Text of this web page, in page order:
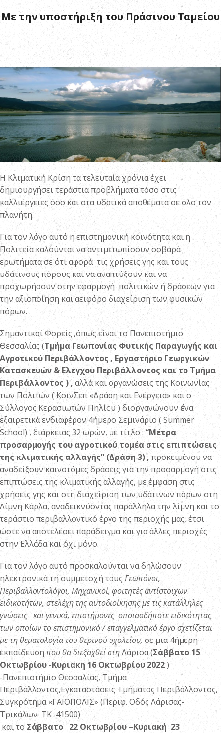
Με την υποστήριξη του Πράσινου Ταμείου
Η Κλιματική Κρίση τα τελευταία χρόνια έχει
δημιουργήσει τεράστια προβλήματα τόσο στις
καλλιέργειες όσο και στα υδατικά αποθέματα σε όλο τον
πλανήτη.
Για τον λόγο αυτό η επιστημονική κοινότητα και η
Πολιτεία καλούνται να αντιμετωπίσουν σοβαρά
ερωτήματα σε ότι αφορά τις χρήσεις γης και τους
υδάτινους πόρους και να αναπτύξουν και να
προχωρήσουν στην εφαρμογή πολιτικών ή δράσεων για
την αξιοποίηση και αειφόρο διαχείριση των φυσικών
πόρων.
Σημαντικοί Φορείς ,όπως είναι το Πανεπιστήμιο
Θεσσαλίας (Τμήμα Γεωπονίας Φυτικής Παραγωγής και
Αγροτικού Περιβάλλοντος , Εργαστήριο Γεωργικών
Κατασκευών & Ελέγχου Περιβάλλοντος και το Τμήμα
Περιβάλλοντος ) , αλλά και οργανώσεις της Κοινωνίας
των Πολιτών ( ΚοινΣεπ «Δράση και Ενέργεια» και ο
Σύλλογος Κερασιωτών Πηλίου ) διοργανώνουν ένα
εξαιρετικά ενδιαφέρον 4ήμερο Σεμινάριο ( Summer
School) , διάρκειας 32 ωρών, με τίτλο : “Μέτρα
προσαρμογής του αγροτικού τομέα στις επιπτώσεις
της κλιματικής αλλαγής” (Δράση 3) , προκειμένου να
αναδείξουν καινοτόμες δράσεις για την προσαρμογή στις
επιπτώσεις της κλιματικής αλλαγής, με έμφαση στις
χρήσεις γης και στη διαχείριση των υδάτινων πόρων στη
Λίμνη Κάρλα, αναδεικνύοντας παράλληλα την λίμνη και το
τεράστιο περιβαλλοντικό έργο της περιοχής μας, έτσι
ώστε να αποτελέσει παράδειγμα και για άλλες περιοχές
στην Ελλάδα και όχι μόνο.
Για τον λόγο αυτό προσκαλούνται να δηλώσουν
ηλεκτρονικά τη συμμετοχή τους Γεωπόνοι,
Περιβαλλοντολόγοι, Μηχανικοί, φοιτητές αντίστοιχων
ειδικοτήτων, στελέχη της αυτοδιοίκησης με τις κατάλληλες
γνώσεις και γενικά, επιστήμονες οποιασδήποτε ειδικότητας
των οποίων το επιστημονικό / επαγγελματικό έργο σχετίζεται
με τη θεματολογία του θερινού σχολείου, σε μια 4ήμερη
εκπαίδευσηπου θα διεξαχθεί στηΛάρισα (Σάββατο 15
Οκτωβρίου -Κυριακη 16 Οκτωβρίου 2022)
-Πανεπιστήμιο Θεσσαλίας, Τμήμα
Περιβάλλοντος,Εγκαταστάσεις Τμήματος Περιβάλλοντος,
Συγκρότημα «ΓΑΙΟΠΟΛΙΣ» (Περιφ. Οδός Λάρισας-
Τρικάλων ΤΚ 41500)
και το Σάββατο 22 Οκτωβρίου –Κυριακή 23